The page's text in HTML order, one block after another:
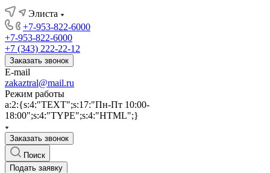
Элиста
+7-953-822-6000
+7-953-822-6000
+7 (343) 222-22-12
Заказать звонок
E-mail
zakaztral@mail.ru
Режим работы
a:2:{s:4:"TEXT";s:17:"Пн-Пт 10:00-
18:00";s:4:"TYPE";s:4:"HTML";}
Заказать звонок
Поиск
Подать заявку